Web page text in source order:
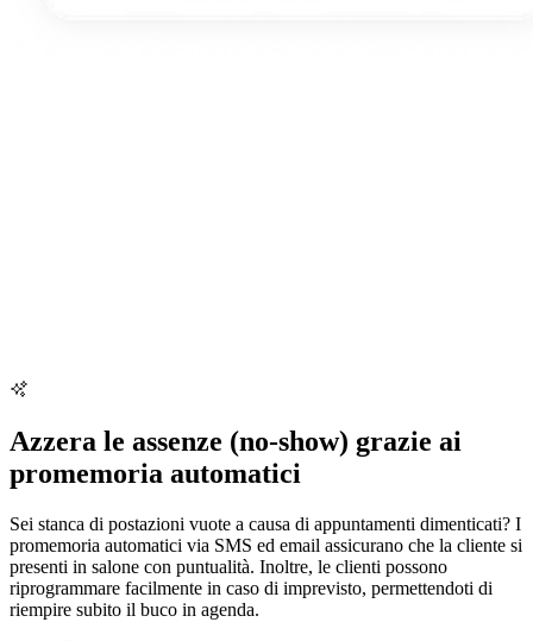
Azzera le assenze (no-show) grazie ai
promemoria automatici
Sei stanca di postazioni vuote a causa di appuntamenti dimenticati? I
promemoria automatici via SMS ed email assicurano che la cliente si
presenti in salone con puntualità. Inoltre, le clienti possono
riprogrammare facilmente in caso di imprevisto, permettendoti di
riempire subito il buco in agenda.